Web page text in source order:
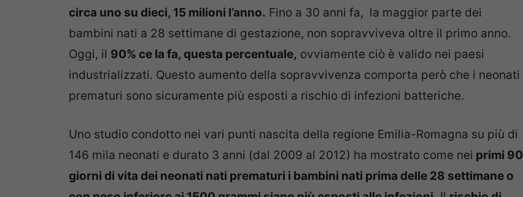
circa uno su dieci, 15 milioni l’anno. Fino a 30 anni fa, la maggior parte dei
bambini nati a 28 settimane di gestazione, non sopravviveva oltre il primo anno.
Oggi, il 90% ce la fa, questa percentuale, ovviamente ciò è valido nei paesi
industrializzati. Questo aumento della sopravvivenza comporta però che i neonati
prematuri sono sicuramente più esposti a rischio di infezioni batteriche.
Uno studio condotto nei vari punti nascita della regione Emilia-Romagna su più di
146 mila neonati e durato 3 anni (dal 2009 al 2012) ha mostrato come nei primi 90
giorni di vita dei neonati nati prematuri i bambini nati prima delle 28 settimane o